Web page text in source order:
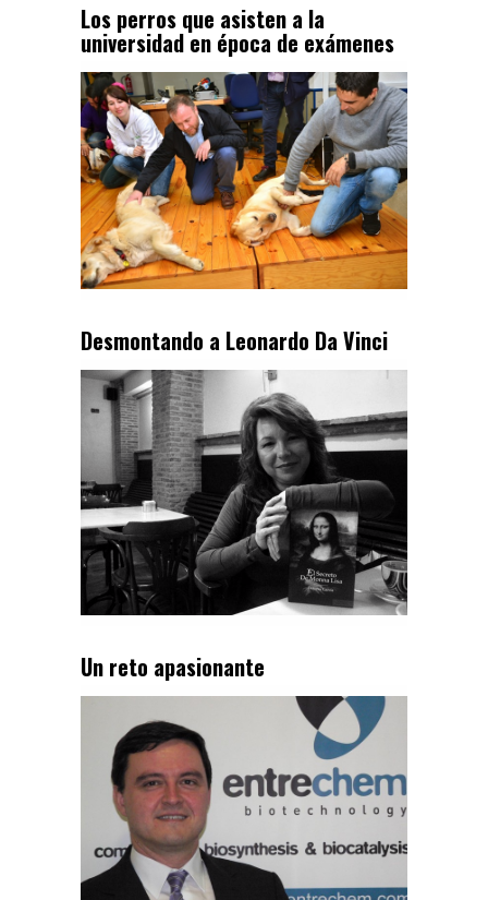
Los perros que asisten a la
universidad en época de exámenes
Desmontando a Leonardo Da Vinci
Un reto apasionante